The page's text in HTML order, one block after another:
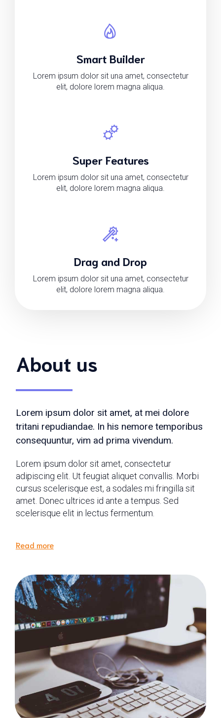
Smart Builder
Lorem ipsum dolor sit una amet, consectetur
elit, dolore lorem magna aliqua.
Super Features
Lorem ipsum dolor sit una amet, consectetur
elit, dolore lorem magna aliqua.
Drag and Drop
Lorem ipsum dolor sit una amet, consectetur
elit, dolore lorem magna aliqua.
About us
Lorem ipsum dolor sit amet, at mei dolore
tritani repudiandae. In his nemore temporibus
consequuntur, vim ad prima vivendum.
Lorem ipsum dolor sit amet, consectetur
adipiscing elit. Ut feugiat aliquet convallis. Morbi
cursus scelerisque est, a sodales mi fringilla sit
amet. Donec ultrices id ante a tempus. Sed
scelerisque elit in lectus fermentum.
Read more